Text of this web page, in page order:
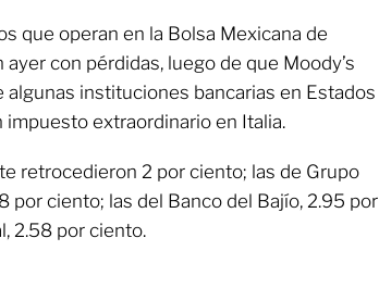
que operan en la Bolsa Mexicana de
con pérdidas, luego de que Moody’s
algunas instituciones bancarias en Estados
impuesto extraordinario en Italia.
retrocedieron 2 por ciento; las de Grupo
por ciento; las del Banco del Bajío, 2.95 por
2.58 por ciento.